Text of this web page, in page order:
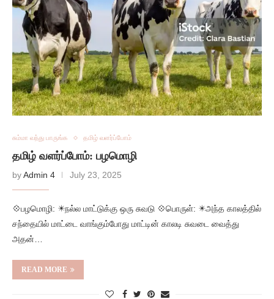
சும்மா வந்து பாருங்க தமிழ் வளர்ப்போம்
தமிழ் வளர்ப்போம்: பழமொழி
byAdmin 4 July 23, 2025
💠பழமொழி: ✴️நல்ல மாட்டுக்கு ஒரு சுவடு 💠பொருள்: ✴️அந்த காலத்தில்
சந்தையில் மாட்டை வாங்கும்போது மாட்டின் காலடி சுவடை வைத்து
அதன்…
READ MORE